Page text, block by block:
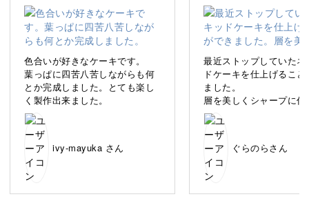
側面のスポンジ部分が見えていて、文字通り「ありのまま
の」ケーキというわけですね。
ケーキの特徴を活かし、スポンジがクリームから透ける感
じなど細部までこだわった作品です。
ケーキの要であるスポンジの質感や着色についてもたくさ
んのこだわりとテクニックがつまっています。
色合いが好きなケーキです。
葉っぱに四苦八苦しながらも何
とか完成しました。とても楽し
く製作出来ました。
ivy-mayuka さん
最近ストップしていたネ
ドケーキを仕上げるこ
ました。
層を美しくシャープに仕
という基本が納得の出来
ませんが練習あるのみで
表面のクリームは塗って
に固まってお砂糖みたく
しまいました。綺麗な塗
もっと意識して作りたい
後マスカットの断面の黄
ぐらのらさん